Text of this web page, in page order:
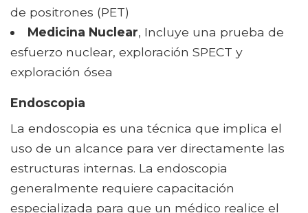
de positrones (PET)
Medicina Nuclear, Incluye una prueba de
esfuerzo nuclear, exploración SPECT y
exploración ósea
Endoscopia
La endoscopia es una técnica que implica el
uso de un alcance para ver directamente las
estructuras internas. La endoscopia
generalmente requiere capacitación
especializada para que un médico realice el